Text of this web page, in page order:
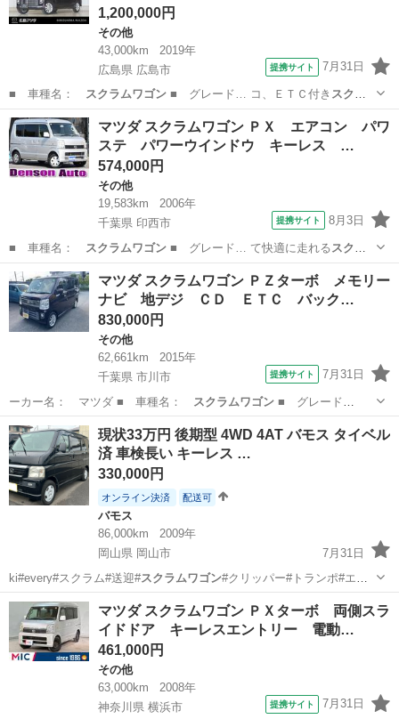
1,200,000円
その他
43,000km
2019年
広島県 広島市
提携サイト 7月31日
■ 車種名： スクラムワゴン■ グレード… コ、ＥＴＣ付き スクラ
ムワゴンが入荷しました…
広島 広島市 その他
マツダ スクラムワゴン ＰＸ エアコン パワ
ステ パワーウインドウ キーレス …
574,000円
その他
19,583km
2006年
千葉県 印西市
提携サイト 8月3日
■ 車種名： スクラムワゴン■ グレード… て快適に走れるスクラ
ムワゴンです ■ 修復…
千葉 印西市 その他
マツダ スクラムワゴン ＰＺターボ メモリー
ナビ 地デジ ＣＤ ＥＴＣ バック…
830,000円
その他
62,661km
2015年
千葉県 市川市
提携サイト 7月31日
ーカー名： マツダ ■ 車種名： スクラムワゴン■ グレード
名： ＰＺターボ メ…
千葉 市川市 その他
現状33万円 後期型 4WD 4AT バモス タイベル
済 車検長い キーレス …
330,000円
オンライン決済 配送可
バモス
86,000km
2009年
岡山県 岡山市
7月31日
ki#every#スクラム#送迎#スクラムワゴン#クリッパー#トランポ#エブ
リイワ…
岡山 岡山市 バモス
マツダ スクラムワゴン ＰＸターボ 両側スラ
イドドア キーレスエントリー 電動…
461,000円
その他
63,000km
2008年
神奈川県 横浜市
提携サイト 7月31日